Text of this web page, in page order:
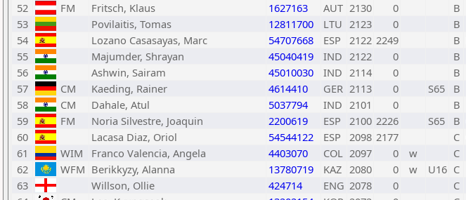
52
FM Fritsch, Klaus 1627163 AUT 2130 0
B
53
Povilaitis, Tomas 12811700 LTU 2123 0
B
54
Lozano Casasayas, Marc 54707668 ESP 2122 2249 B
55
Majumder, Shrayan 45040419 IND 2122 0
B
56
Ashwin, Sairam 45010030 IND 2114 0
B
57
CM Kaeding, Rainer 4614410 GER 2113 0 S65
B
58
CM Dahale, Atul 5037794 IND 2101 0
B
59
FM Noria Silvestre, Joaquin 2200619 ESP 2100 2226 S65 B
60
Lacasa Diaz, Oriol 54544122 ESP 2098 2177 C
61
WIM Franco Valencia, Angela 4403070 COL 2097 0 w
C
62
WFM Berikkyzy, Alanna 13780719 KAZ 2080 0 w U16 C
63
Willson, Ollie 424714 ENG 2078 0
C